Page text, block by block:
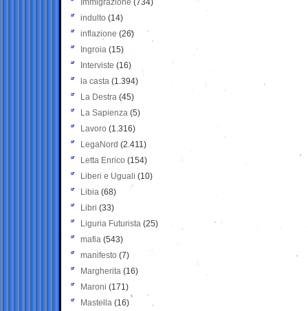
Immigrazione (734)
indulto (14)
inflazione (26)
Ingroia (15)
Interviste (16)
la casta (1.394)
La Destra (45)
La Sapienza (5)
Lavoro (1.316)
LegaNord (2.411)
Letta Enrico (154)
Liberi e Uguali (10)
Libia (68)
Libri (33)
Liguria Futurista (25)
mafia (543)
manifesto (7)
Margherita (16)
Maroni (171)
Mastella (16)